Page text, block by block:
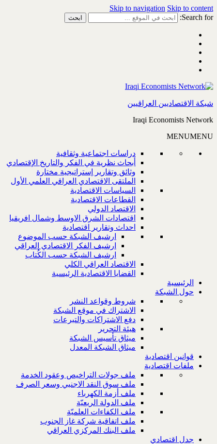
Skip to navigation Skip to content
Search for:
شبكة الاقتصاديين العراقيين
Iraqi Economists Network
MENUMENU
دراسات اجتماعية وثقافية
أبحاث نظرية في الفكر والتاريخ الإقتصادي
وثائق وتقارير إستراتيجية مختارة
الملتقى الاقتصادي العراقي العلمي الأول
السياسات الاقتصادية
القطاعات الاقتصادية
الاقتصاد الدولي
اقتصادات الشرق الاوسط وشمال افريقيا
احداث وتقارير اقتصادية
ارشيف الشبكة حسب الموضوع
ارشيف الفكر الاقتصادي العراقي
ارشيف الشبكة حسب الكُتاب
الاقتصاد العراقي الكلي
القضايا الاقتصادية الرئيسية
الرئيسية
حول الشبكة
شروط وقواعد النشر
الاشتراك في موقع الشبكة
دفع الاشتراكات والتبرعات
هيئة التحرير
ميثاق تأسيس الشبكة
ميثاق الشبكة المعدل
قوانين اقتصادية
ملفات اقتصادية
ملف جولات التراخيص وعقود الخدمة
ملف سوق النقد الاجنبي وسعر الصرف
ملف أزمة الكهرباء
ملف الدولة الريعيّة
ملف الكفاءات العلميّة
ملف اتفاقية شركة غاز الجنوب
ملف البنك المركزي العراقي
جدل اقتصادي